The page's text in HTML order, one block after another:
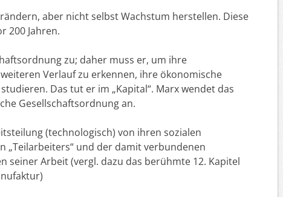
aber nicht selbst Wachstum herstellen. Diese
200 Jahren.
zu; daher muss er, um ihre
Verlauf zu erkennen, ihre ökonomische
Das tut er im „Kapital“. Marx wendet das
Gesellschaftsordnung an.
(technologisch) von ihren sozialen
„Teilarbeiters“ und der damit verbundenen
seiner Arbeit (vergl. dazu das berühmte 12. Kapitel